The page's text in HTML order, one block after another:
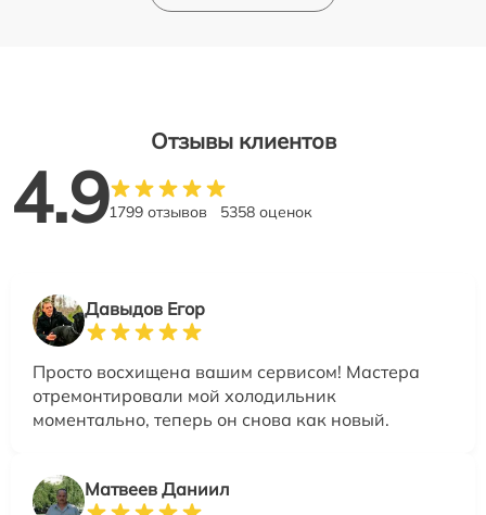
Отзывы клиентов
4.91799 отзывов 5358 оценок
Давыдов Егор
Просто восхищена вашим сервисом! Мастера
отремонтировали мой холодильник
моментально, теперь он снова как новый.
Матвеев Даниил